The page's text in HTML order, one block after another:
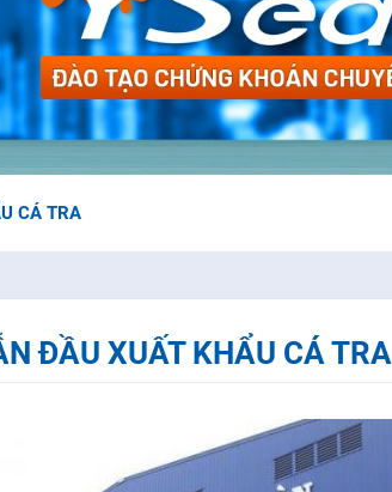
CÁ TRA
ĐẦU XUẤT KHẨU CÁ TRA